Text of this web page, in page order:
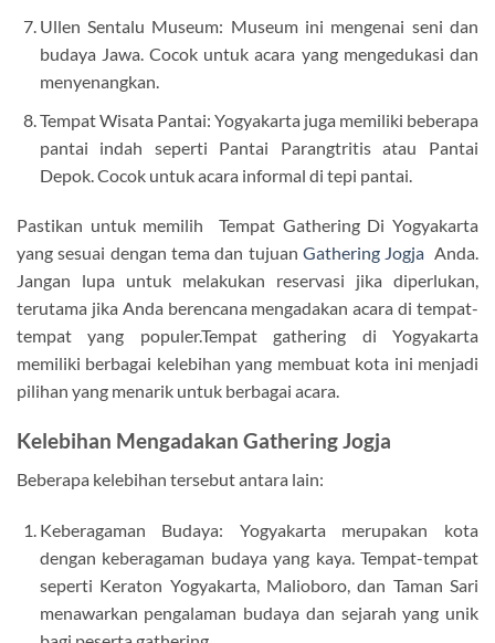
Ullen Sentalu Museum: Museum ini mengenai seni dan
budaya Jawa. Cocok untuk acara yang mengedukasi dan
menyenangkan.
Tempat Wisata Pantai: Yogyakarta juga memiliki beberapa
pantai indah seperti Pantai Parangtritis atau Pantai
Depok. Cocok untuk acara informal di tepi pantai.
Pastikan untuk memilih Tempat Gathering Di Yogyakarta
yang sesuai dengan tema dan tujuan Gathering Jogja Anda.
Jangan lupa untuk melakukan reservasi jika diperlukan,
terutama jika Anda berencana mengadakan acara di tempat-
tempat yang populer.Tempat gathering di Yogyakarta
memiliki berbagai kelebihan yang membuat kota ini menjadi
pilihan yang menarik untuk berbagai acara.
Kelebihan Mengadakan Gathering Jogja
Beberapa kelebihan tersebut antara lain:
Keberagaman Budaya: Yogyakarta merupakan kota
dengan keberagaman budaya yang kaya. Tempat-tempat
seperti Keraton Yogyakarta, Malioboro, dan Taman Sari
menawarkan pengalaman budaya dan sejarah yang unik